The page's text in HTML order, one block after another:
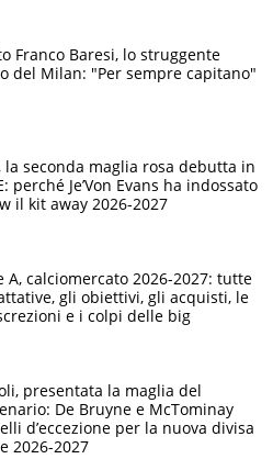
Franco Baresi, lo struggente
del Milan: "Per sempre capitano"
la seconda maglia rosa debutta in
perché Je’Von Evans ha indossato
il kit away 2026-2027
A, calciomercato 2026-2027: tutte
gli obiettivi, gli acquisti, le
e i colpi delle big
presentata la maglia del
De Bruyne e McTominay
d’eccezione per la nuova divisa
2026-2027